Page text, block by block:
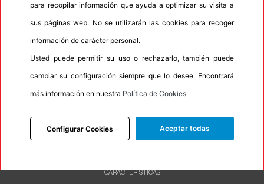
P.O.R. No
Oportunidad No
Homologación BMW
Etiqueta energética Información Eprel
CARACTERÍSTICAS
para recopilar información que ayuda a optimizar su visita a
sus páginas web. No se utilizarán las cookies para recoger
información de carácter personal.
Usted puede permitir su uso o rechazarlo, también puede
cambiar su configuración siempre que lo desee. Encontrará
más información en nuestra Política de Cookies
Configurar Cookies Aceptar todas